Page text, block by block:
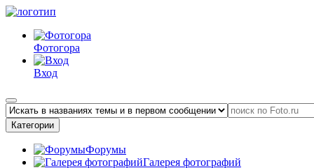
Фотогора
Вход
Категории
Форумы
Галерея фотографий